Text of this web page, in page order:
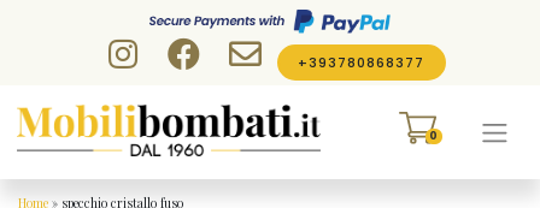
+393780868377
0
Home » specchio cristallo fuso